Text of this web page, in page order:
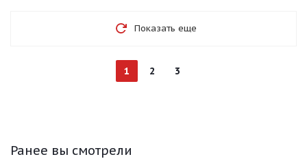
Показать еще
1 2 3
Ранее вы смотрели